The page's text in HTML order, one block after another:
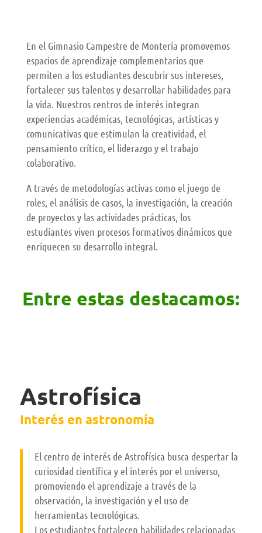
En el Gimnasio Campestre de Montería promovemos
espacios de aprendizaje complementarios que
permiten a los estudiantes descubrir sus intereses,
fortalecer sus talentos y desarrollar habilidades para
la vida. Nuestros centros de interés integran
experiencias académicas, tecnológicas, artísticas y
comunicativas que estimulan la creatividad, el
pensamiento crítico, el liderazgo y el trabajo
colaborativo.
A través de metodologías activas como el juego de
roles, el análisis de casos, la investigación, la creación
de proyectos y las actividades prácticas, los
estudiantes viven procesos formativos dinámicos que
enriquecen su desarrollo integral.
Entre estas destacamos:
Astrofísica
Interés en astronomía
El centro de interés de Astrofísica busca despertar la
curiosidad científica y el interés por el universo,
promoviendo el aprendizaje a través de la
observación, la investigación y el uso de
herramientas tecnológicas.
Los estudiantes fortalecen habilidades relacionadas